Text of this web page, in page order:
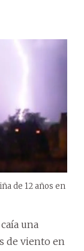
de 12 años en
una
de viento en